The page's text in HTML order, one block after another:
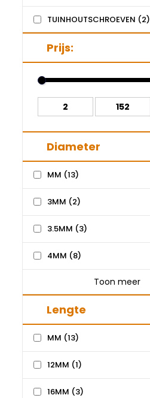
TUINHOUTSCHROEVEN (2)
Prijs:
Diameter
MM (13)
3MM (2)
3.5MM (3)
4MM (8)
Toon meer
Lengte
MM (13)
12MM (1)
16MM (3)